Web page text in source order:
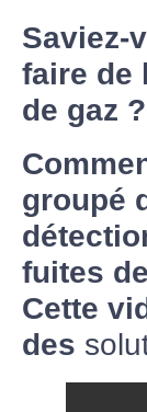
Saviez-
faire de
de gaz ?
groupé
fuites
Cette
des